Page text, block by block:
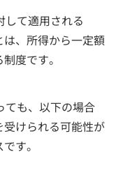
して適用される
は、所得から一定額
度です。
ても、以下の場合
けられる可能性が
す。